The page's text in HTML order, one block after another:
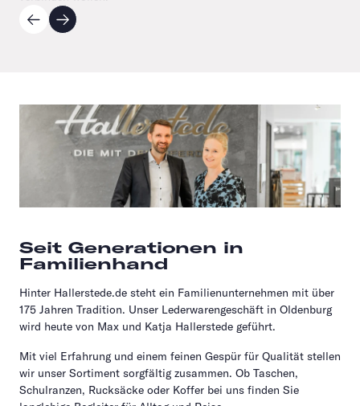
Seit Generationen in
Familienhand
Hinter Hallerstede.de steht ein Familienunternehmen mit über
175 Jahren Tradition. Unser Lederwarengeschäft in Oldenburg
wird heute von Max und Katja Hallerstede geführt.
Mit viel Erfahrung und einem feinen Gespür für Qualität stellen
wir unser Sortiment sorgfältig zusammen. Ob Taschen,
Schulranzen, Rucksäcke oder Koffer bei uns finden Sie